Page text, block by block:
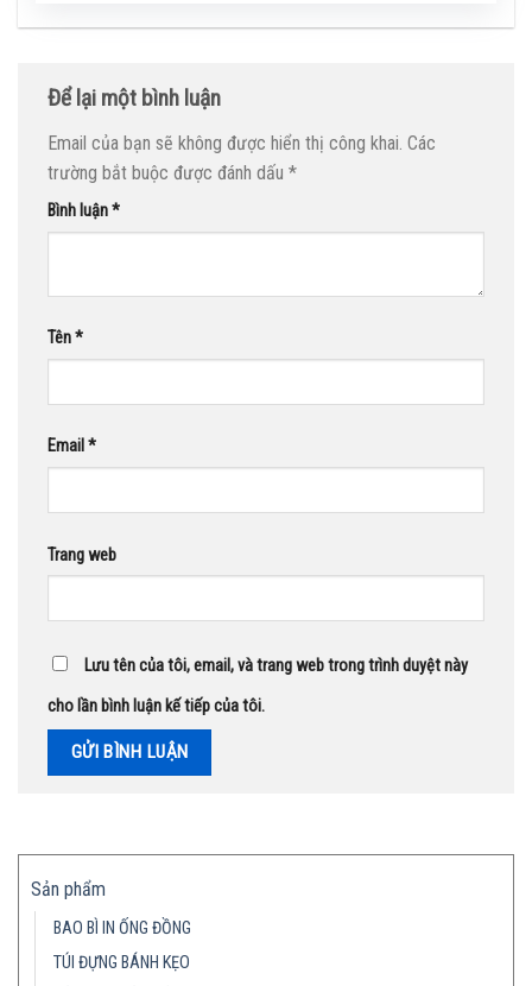
Sản phẩm
BAO BÌ IN ỐNG ĐỒNG
TÚI ĐỰNG BÁNH KẸO
Để lại một bình luận
Email của bạn sẽ không được hiển thị công khai. Các
trường bắt buộc được đánh dấu *
Bình luận*
Tên*
Email *
Trang web
Lưu tên của tôi, email, và trang web trong trình duyệt này
cho lần bình luận kế tiếp của tôi.